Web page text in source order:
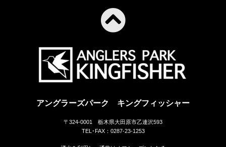
アングラーズパーク キングフィッシャー
〒324-0001 栃木県大田原市乙連沢593
TEL･FAX：0287-23-1253